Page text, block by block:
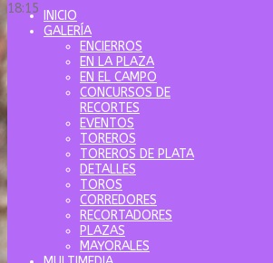
18:15
INICIO
GALERÍA
ENCIERROS
EN LA PLAZA
EN EL CAMPO
CONCURSOS DE
RECORTES
EVENTOS
TOREROS
TOREROS DE PLATA
DETALLES
TOROS
CORREDORES
RECORTADORES
PLAZAS
MAYORALES